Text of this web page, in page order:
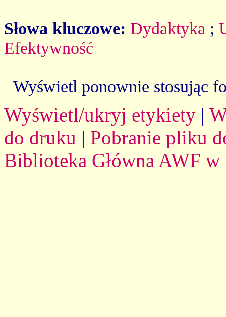
Słowa kluczowe: Dydaktyka ;
Efektywność
Wyświetl ponownie stosując
Wyświetl/ukryj etykiety |
do druku | Pobranie pliku
Biblioteka Główna AWF w